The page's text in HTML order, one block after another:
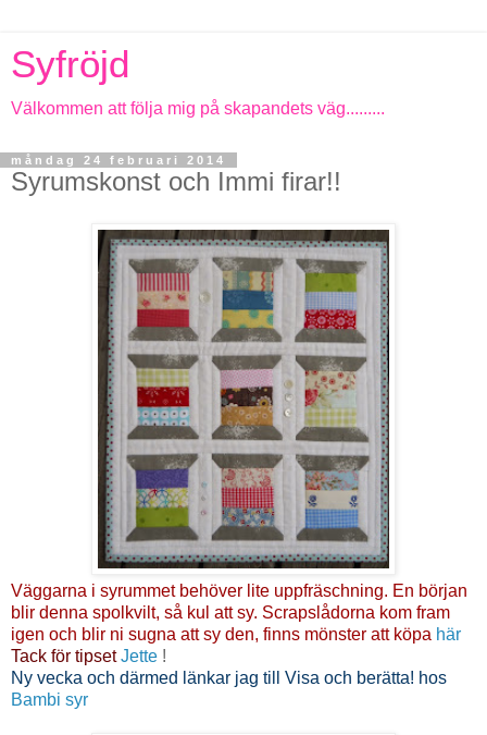
Syfröjd
Välkommen att följa mig på skapandets väg.........
måndag 24 februari 2014
Syrumskonst och Immi firar!!
Väggarna i syrummet behöver lite uppfräschning. En början
blir denna spolkvilt, så kul att sy. Scrapslådorna kom fram
igen och blir ni sugna att sy den, finns mönster att köpa här
Tack för tipsetJette !
Ny vecka och därmed länkar jag till Visa och berätta! hos
Bambi syr